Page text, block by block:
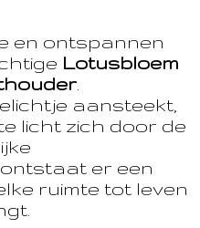
en ontspannen
Lotusbloem
.
aansteekt,
licht zich door de
er een
ruimte tot leven